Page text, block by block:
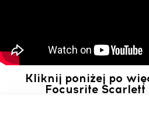
Kliknij poniżej po
Focusrite Scarlett